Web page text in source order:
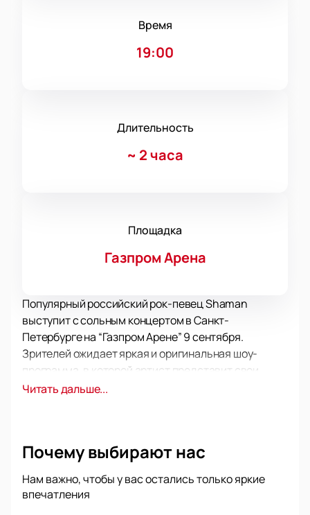
Время
19:00
Длительность
~ 2 часа
Площадка
Газпром Арена
Популярный российский рок-певец Shaman
выступит с сольным концертом в Санкт-
Петербурге на “Газпром Арене” 9 сентября.
Зрителей ожидает яркая и оригинальная шоу-
программа, в которой артист представит свои
лучшие песни и исполнит новые треки. Всем
билеты на Shaman в Санкт-Петербурге 9
сейчас, пока на арене остаются свободные места.
Несмотря на то, что Shaman получил популярность
Читать дальше...
Почему выбирают нас
Нам важно, чтобы у вас остались только яркие
впечатления